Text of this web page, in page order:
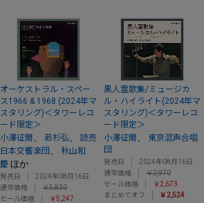
オーケストラル・スペー
ス1966 & 1968 (2024年マ
スタリング)＜タワーレコ
ード限定＞
小澤征爾
若杉弘
読売
日本交響楽団
秋山和
慶 ほか
発売日
2024年08月16日
通常価格
￥5,830
セール価格
￥5,247
黒人霊歌集/ミュージカ
ル・ハイライト(2024年マ
スタリング)＜タワーレコ
ード限定＞
小澤征爾
東京混声合唱
団
発売日
2024年08月16日
通常価格
￥2,970
セール価格
￥2,673
まとめてオフ
￥2,524